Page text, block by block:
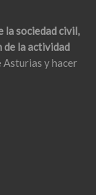
la sociedad civil,
de la actividad
Asturias y hacer